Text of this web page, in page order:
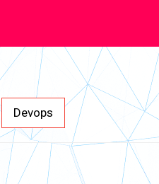
Devops